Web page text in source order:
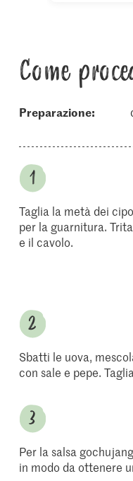
Come
Preparazione:
Taglia la metà dei
per la guarnitura.
e il cavolo.
Sbatti le uova,
con sale e pepe.
Per la salsa
in modo da ottenere